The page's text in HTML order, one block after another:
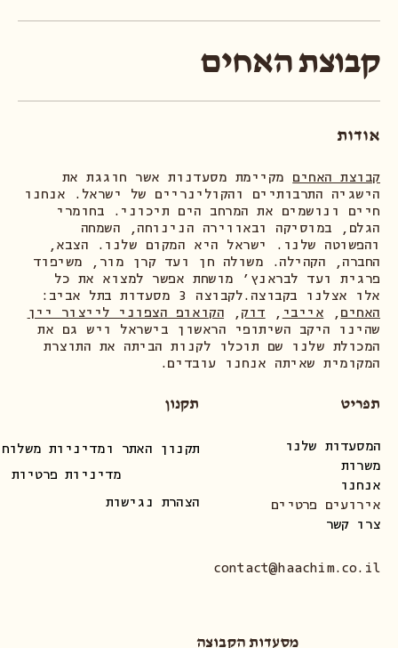
קבוצת האחים
אודות
קבוצת האחים מקיימת מסעדנות אשר חוגגת את
הישגיה התרבותיים והקולינריים של ישראל. אנחנו
חיים ונושמים את המרחב הים תיכוני. בחומרי
הגלם, במוסיקה ובאווירה הנינוחה, השמחה
והפשוטה שלנו. ישראל היא המקום שלנו. הצבא,
החברה, הקהילה. משולה חן ועד קרן מור, משיפוד
פרגית ועד לבראנץ׳ מושחת אפשר למצוא את כל
אלו אצלנו בקבוצה.לקבוצה 3 מסעדות בתל אביב:
האחים
אייבי דוק
הקואופ הצפוני לייצור יין
שהינו היקב השיתופי הראשון בישראל ויש גם את
המכולת שלנו שם תוכלו לקנות הביתה את התוצרת
המקומית שאיתה אנחנו עובדים.
תפריט
המסעדות שלנו
משרות
אנחנו
אירועים פרטיים
צרו קשר
תקנון
תקנון האתר ומדיניות
מדיניות פרטיות
הצהרת נגישות
contact@haachim.co.il
מסעדות הקבוצה